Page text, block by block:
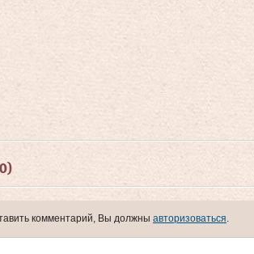
комментарий, Вы должны авторизоваться